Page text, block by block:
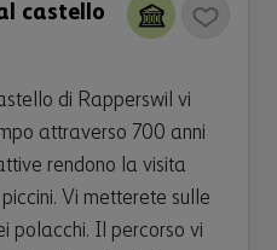
castello
di Rapperswil vi
attraverso 700 anni
rendono la visita
Vi metterete sulle
polacchi. Il percorso vi